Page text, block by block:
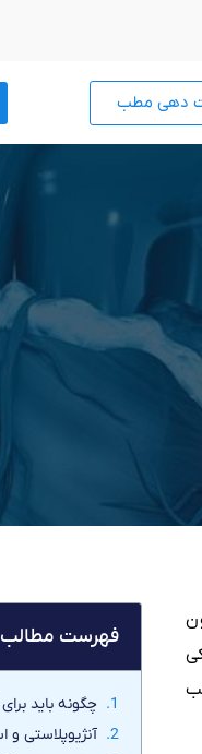
دهی مطب
فهرست مطالب